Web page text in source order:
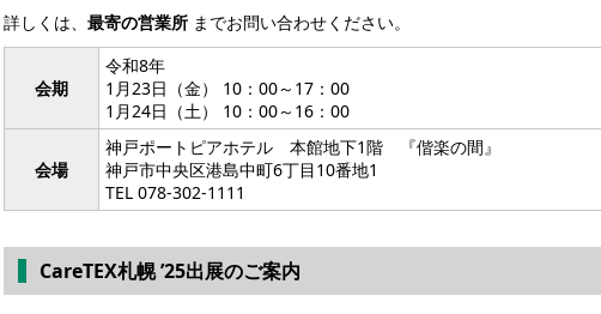
詳しくは、 最寄の営業所 までお問い合わせください。
会期
令和8年
1月23日（金） 10：00～17：00
1月24日（土） 10：00～16：00
会場
神戸ポートピアホテル 本館地下1階 『偕楽の間』
神戸市中央区港島中町6丁目10番地1
TEL 078-302-1111
CareTEX札幌 ’25出展のご案内